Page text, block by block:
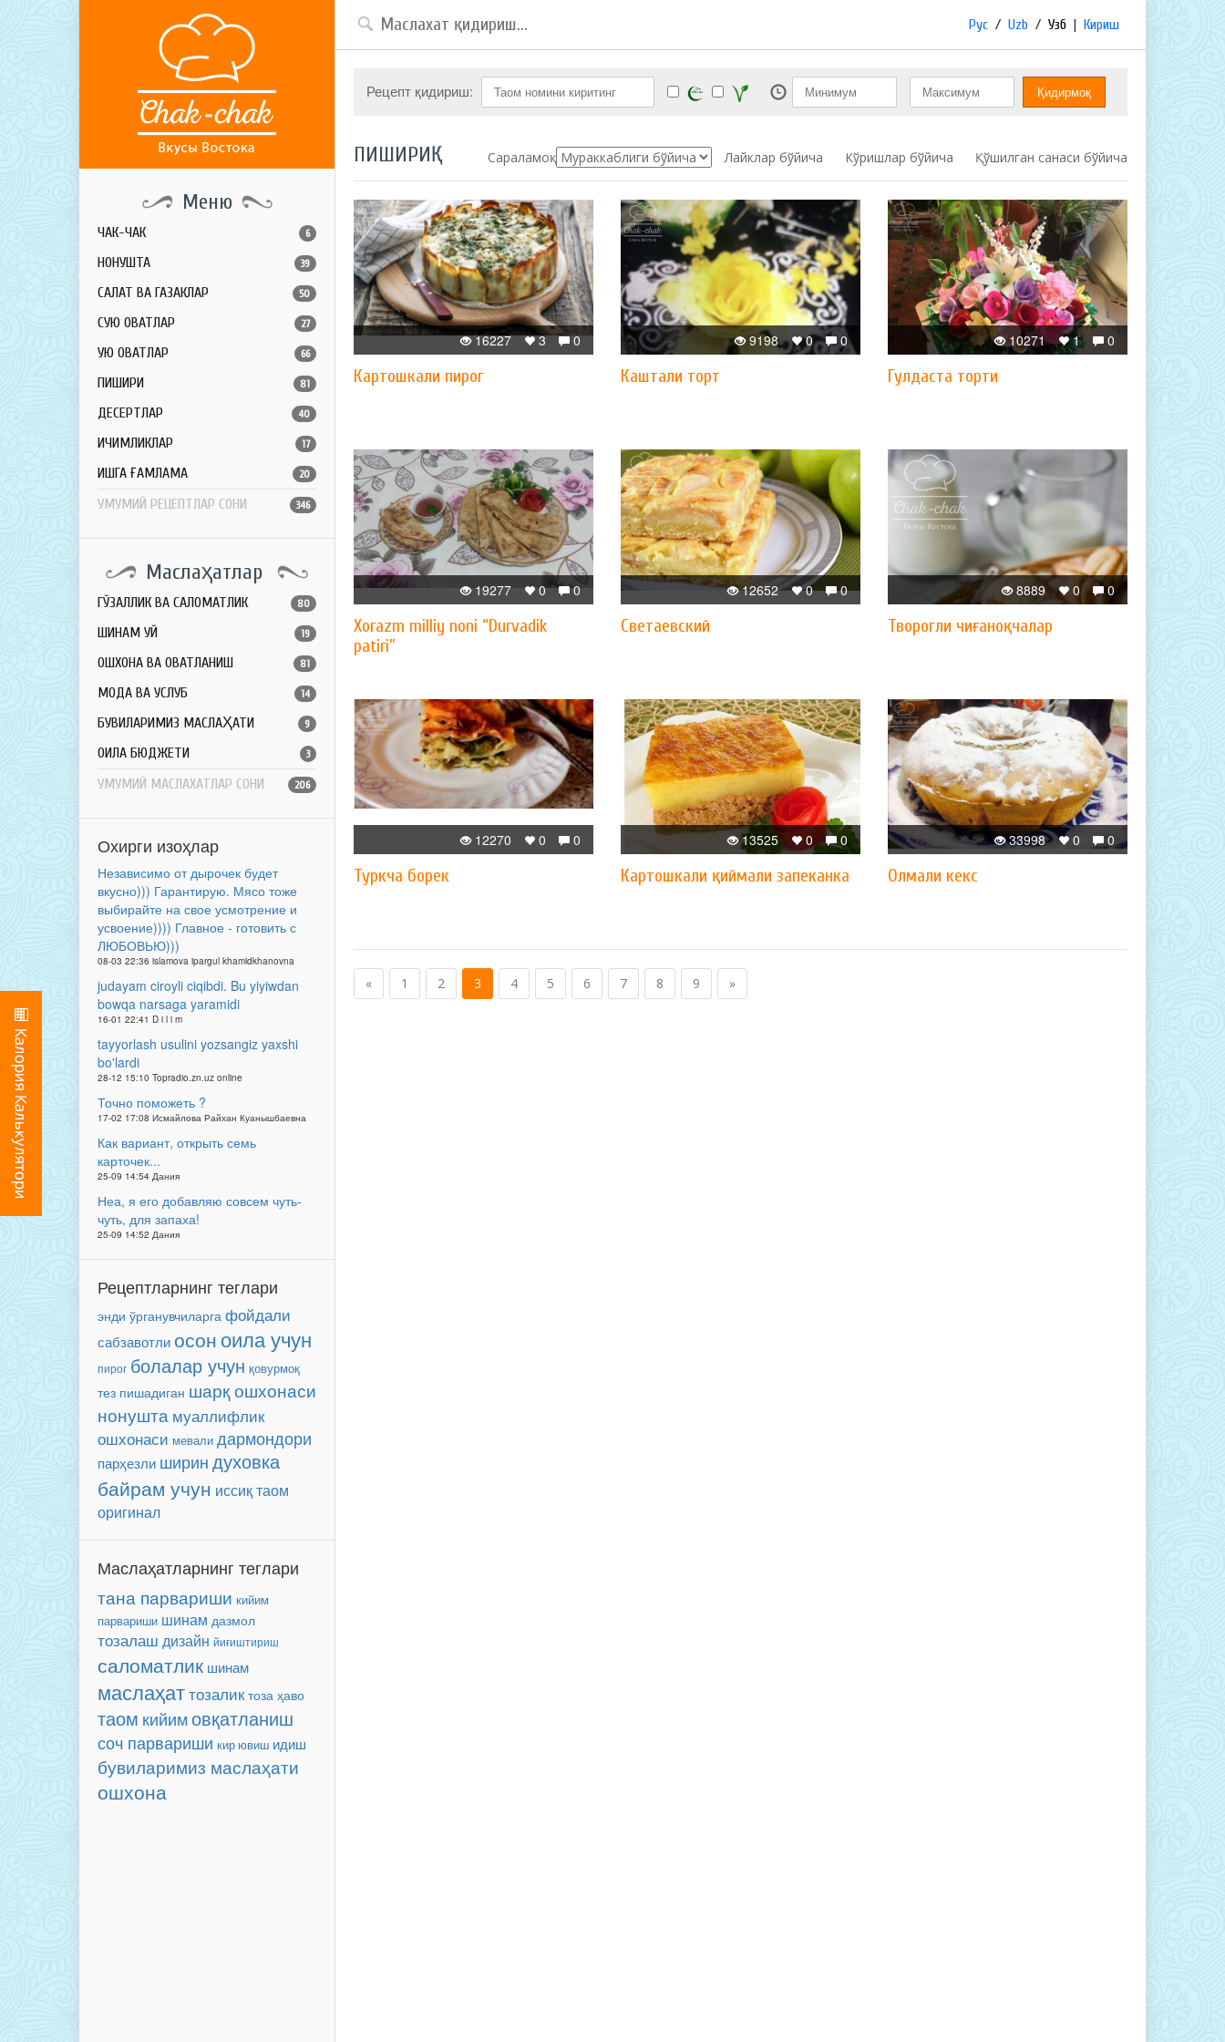
Меню
ЧАК-ЧАК 6
НОНУШТА 39
САЛАТ ВА ГАЗАКЛАР 50
СУЮҚ ОВҚАТЛАР 27
ҚУЮҚ ОВҚАТЛАР 66
ПИШИРИҚ 81
ДЕСЕРТЛАР 40
ИЧИМЛИКЛАР 17
ҚИШГА ҒАМЛАМА 20
УМУМИЙ РЕЦЕПТЛАР СОНИ 346
Маслаҳатлар
ГЎЗАЛЛИК ВА САЛОМАТЛИК 80
ШИНАМ УЙ 19
ОШХОНА ВА ОВҚАТЛАНИШ 81
МОДА ВА УСЛУБ 14
БУВИЛАРИМИЗ МАСЛАҲАТИ 9
ОИЛА БЮДЖЕТИ 3
УМУМИЙ МАСЛАХАТЛАР СОНИ 206
Охирги изоҳлар
Независимо от дырочек будет
вкусно))) Гарантирую. Мясо тоже
выбирайте на свое усмотрение и
усвоение)))) Главное - готовить с
ЛЮБОВЬЮ)))
08-03 22:36 islamova ipargul khamidkhanovna
judayam ciroyli ciqibdi. Bu yiyiwdan
bowqa narsaga yaramidi
16-01 22:41 D i l i m
tayyorlash usulini yozsangiz yaxshi
bo'lardi
28-12 15:10 Topradio.zn.uz online
Точно поможеть ?
17-02 17:08 Исмайлова Райхан Куанышбаевна
Как вариант, открыть семь
карточек...
25-09 14:54 Дания
Неа, я его добавляю совсем чуть-
чуть, для запаха!
25-09 14:52 Дания
Рецептларнинг теглари
энди ўрганувчиларга фойдали
сабзавотли осон оила учун
пирог болалар учун қовурмоқ
тез пишадиган шарқ ошхонаси
нонушта муаллифлик
ошхонаси мевали дармондори
парҳезли шириндуховка
байрам учун иссиқ таом
оригинал
Маслаҳатларнинг теглари
тана парвариши кийим
парвариши шинам дазмол
тозалаш дизайн йиғиштириш
саломатлик шинам
маслаҳаттозалик тоза ҳаво
таом кийимовқатланиш
соч парвариши кир ювиш идиш
бувиларимиз маслаҳати
ошхона
Рус / Uzb / Узб | Кириш
Рецепт қидириш:
ПИШИРИҚ Сараламоқ: Лайклар бўйича Кўришлар бўйича Қўшилган санаси бўйича
0
3
16227
Картошкали пирог
0
0
9198
Каштали торт
0
1
10271
Гулдаста торти
0
0
19277
Xorazm milliy noni “Durvadik
patiri”
0
0
12652
Светаевский
0
0
8889
Творогли чиғаноқчалар
0
0
12270
Туркча борек
0
0
13525
Картошкали қиймали запеканка
0
0
33998
Олмали кекс
« 1 2 3 4 5 6 7 8 9 »